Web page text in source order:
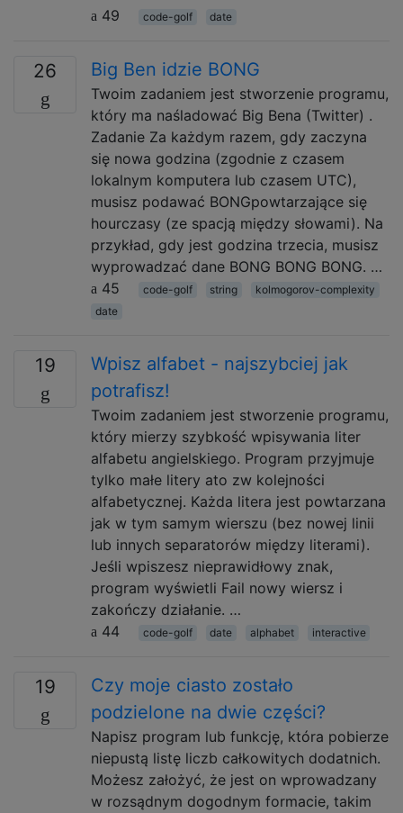
49
code-golf date
26 Big Ben idzie BONG
Twoim zadaniem jest stworzenie programu,
który ma naśladować Big Bena (Twitter) .
Zadanie Za każdym razem, gdy zaczyna
się nowa godzina (zgodnie z czasem
lokalnym komputera lub czasem UTC),
musisz podawać BONGpowtarzające się
hourczasy (ze spacją między słowami). Na
przykład, gdy jest godzina trzecia, musisz
wyprowadzać dane BONG BONG BONG. …
45
code-golf string
kolmogorov-complexity
date
19
Wpisz alfabet - najszybciej jak
potrafisz!
Twoim zadaniem jest stworzenie programu,
który mierzy szybkość wpisywania liter
alfabetu angielskiego. Program przyjmuje
tylko małe litery ato zw kolejności
alfabetycznej. Każda litera jest powtarzana
jak w tym samym wierszu (bez nowej linii
lub innych separatorów między literami).
Jeśli wpiszesz nieprawidłowy znak,
program wyświetli Fail nowy wiersz i
zakończy działanie. …
44
code-golf date alphabet interactive
19
Czy moje ciasto zostało
podzielone na dwie części?
Napisz program lub funkcję, która pobierze
niepustą listę liczb całkowitych dodatnich.
Możesz założyć, że jest on wprowadzany
w rozsądnym dogodnym formacie, takim